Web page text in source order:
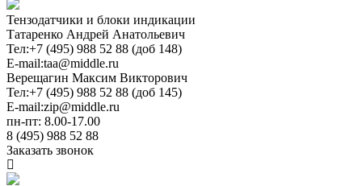
Тензодатчики и блоки индикации
Татаренко Андрей Анатольевич
Тел:+7 (495) 988 52 88 (доб 148)
E-mail:taa@middle.ru
Верещагин Максим Викторович
Тел:+7 (495) 988 52 88 (доб 145)
E-mail:zip@middle.ru
пн-пт: 8.00-17.00
8 (495) 988 52 88
Заказать звонок